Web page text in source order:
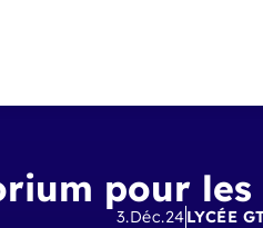
pour
3.Déc.24LYCÉE